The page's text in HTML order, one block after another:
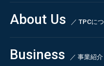
About Us ／ TPCに
私たちの強み
会社概要・沿革
Business ／ 事業紹介